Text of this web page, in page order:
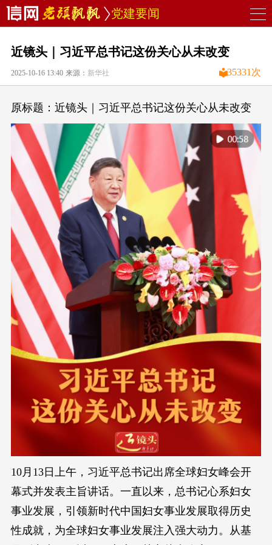
党建要闻
近镜头｜习近平总书记这份关心从未改变
2025-10-16 13:40 来源： 新华社 35331 次
原标题：近镜头｜习近平总书记这份关心从未改变
10月13日上午，习近平总书记出席全球妇女峰会开
幕式并发表主旨讲话。一直以来，总书记心系妇女
事业发展，引领新时代中国妇女事业发展取得历史
性成就，为全球妇女事业发展注入强大动力。从基